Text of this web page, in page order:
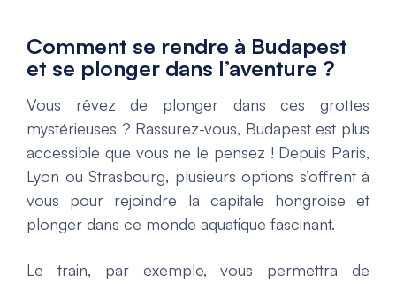
Comment se rendre à Budapest
et se plonger dans l’aventure ?
Vous rêvez de plonger dans ces grottes
mystérieuses ? Rassurez-vous, Budapest est plus
accessible que vous ne le pensez ! Depuis Paris,
Lyon ou Strasbourg, plusieurs options s’offrent à
vous pour rejoindre la capitale hongroise et
plonger dans ce monde aquatique fascinant.
Le train, par exemple, vous permettra de